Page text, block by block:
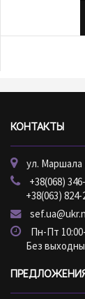
КОНТАКТЫ
ул. Маршала
+38(068)
+38(063)
Пн-Пт
Без